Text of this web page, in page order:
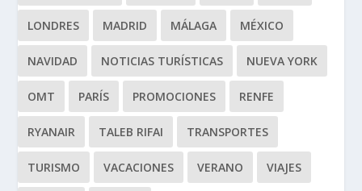
LONDRES MADRID MÁLAGA MÉXICO
NAVIDAD NOTICIAS TURÍSTICAS NUEVA YORK
OMT PARÍS PROMOCIONES RENFE
RYANAIR TALEB RIFAI TRANSPORTES
TURISMO VACACIONES VERANO VIAJES